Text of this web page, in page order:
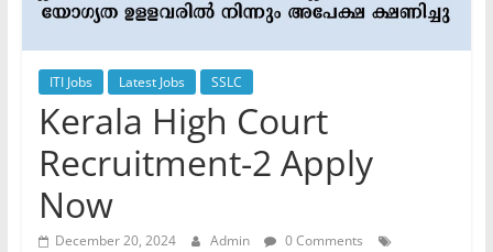
ITI Jobs Latest Jobs SSLC
Kerala High Court
Recruitment-2 Apply
Now
December 20, 2024 Admin
0 Comments